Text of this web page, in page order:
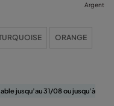
Argent
ORANGE
jusqu’au 31/08 ou jusqu’à